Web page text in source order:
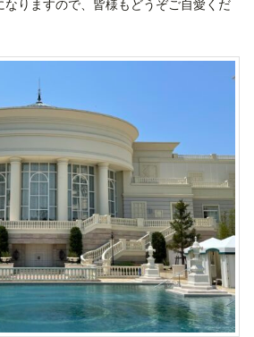
りますので、皆様もどうぞご自愛くだ